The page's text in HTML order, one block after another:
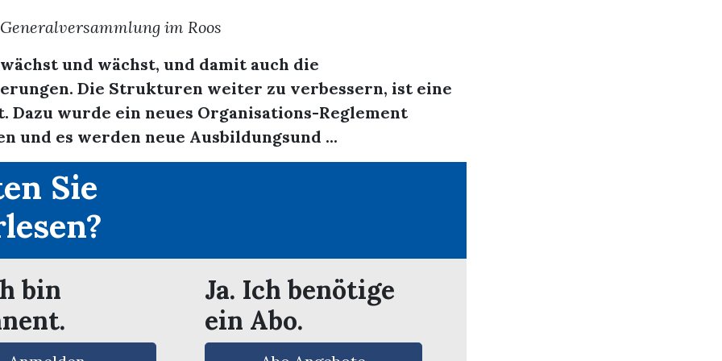
im Roos
und wächst, und damit auch die
Die Strukturen weiter zu verbessern, ist eine
Dazu wurde ein neues Organisations-Reglement
und es werden neue Ausbildungsund ...
Sie
bin
Ja. Ich benötige
ein Abo.